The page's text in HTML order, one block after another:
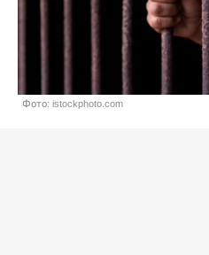
Фото: istockphoto.com